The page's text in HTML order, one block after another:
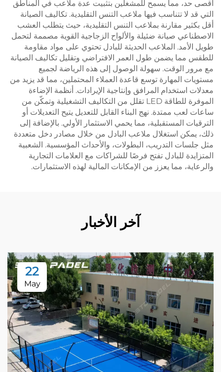
أقصى حد، مما يسمح للمشغلين بتثبيت عدة ملاعب في المناطق
التي قد لا تتناسب فيها ملاعب التنس التقليدية. تكاليف الصيانة
أقل بكثير مقارنة بملاعب التنس التقليدية، حيث يتطلب العشب
الاصطناعي صيانة ضئيلة والألواح الزجاجية القوية مصممة لتحمل
طويل الأمد. الملاعب الحديثة للبادل تحتوي على مواد مقاومة
للطقس مما يضمن طول العمر الافتراضي وتقليل تكاليف الصيانة
مع مرور الوقت. سهولة الوصول إلى هذه الرياضة لجميع
مستويات المهارة توسع قاعدة العملاء المحتملين، مما قد يزيد من
معدلات استخدام المرافق وإنتاجية الإيرادات. أنظمة الإضاءة
الموفرة للطاقة LED تقلل من التكاليف التشغيلية وتمكّن من
ساعات لعب ممتدة. نهج البناء القابل للتعديل يتيح التعديلات أو
الترقيات المستقبلية، مما يحمي الاستثمار الأولي. بالإضافة إلى
ذلك، يمكن استغلال ملاعب البادل من خلال مصادر دخل متعددة
مثل جلسات التدريب، البطولات، والأحداث المؤسسية. الشعبية
المتزايدة للبادل تفتح فرصًا للشراكات مع العلامات التجارية
والرعاية، مما يعزز من الإمكانات المالية لهذه الاستثمارات.
آخر الأخبار
22
May